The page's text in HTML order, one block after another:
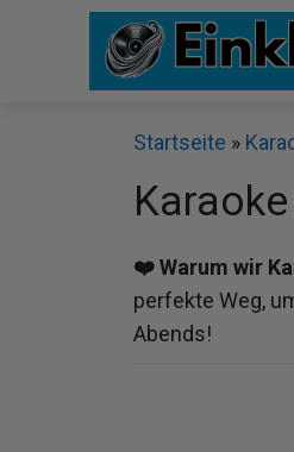
Startseite »
❤️ Warum wir
perfekte Weg,
Abends!